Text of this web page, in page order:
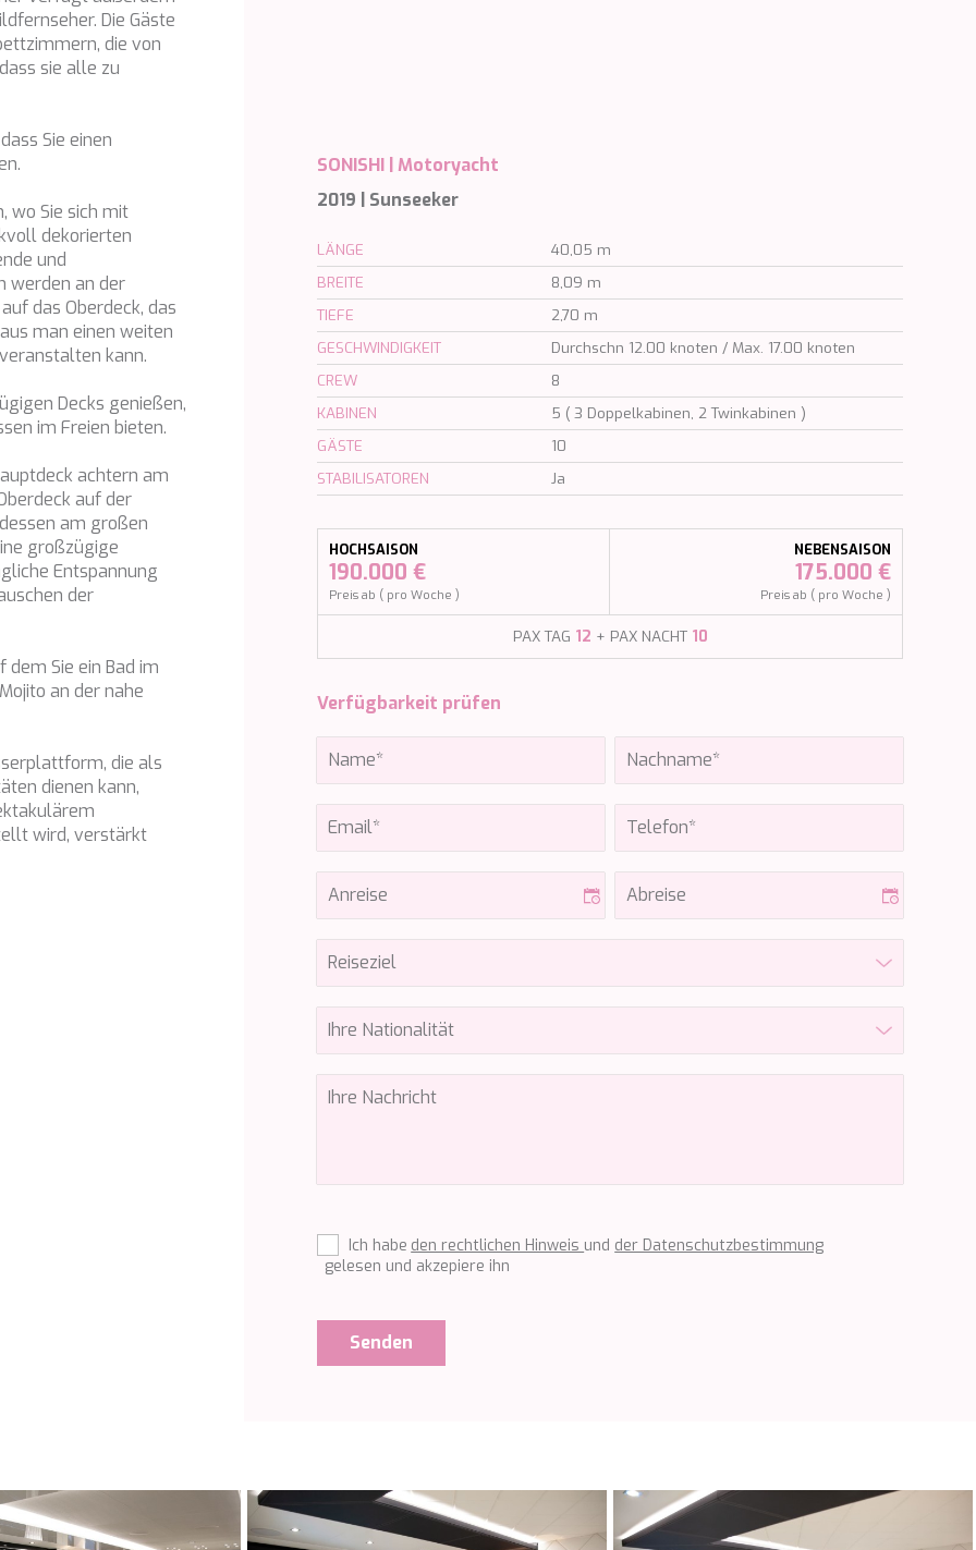
Die Gäste
die von
sie alle zu
Sie einen
wo Sie sich mit
dekorierten
und
werden an der
das Oberdeck, das
man einen weiten
kann.
Decks genießen,
im Freien bieten.
achtern am
auf der
am großen
großzügige
Entspannung
der
Sie ein Bad im
an der nahe
die als
dienen kann,
wird, verstärkt
SONISHI |Motoryacht
2019 | Sunseeker
LÄNGE
40,05 m
BREITE
8,09 m
TIEFE
2,70 m
GESCHWINDIGKEIT
Durchschn 12.00 knoten / Max. 17.00 knoten
CREW
8
KABINEN
5 ( 3 Doppelkabinen, 2 Twinkabinen )
GÄSTE
10
STABILISATOREN
Ja
HOCHSAISON
190.000 €
Preis ab ( pro Woche )
NEBENSAISON
175.000 €
Preis ab ( pro Woche )
PAX TAG 12 + PAX NACHT 10
Verfügbarkeit prüfen
Ich habe den rechtlichen Hinweis und der Datenschutzbestimmung
gelesen und akzepiere ihn
Senden